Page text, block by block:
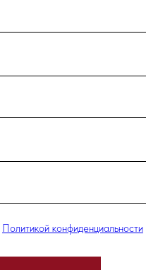
Политикой конфиденциальности